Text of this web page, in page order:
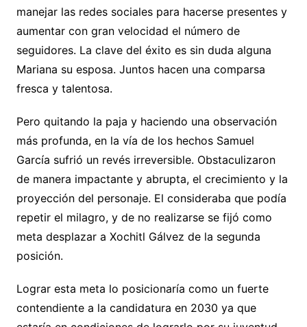
manejar las redes sociales para hacerse presentes y
aumentar con gran velocidad el número de
seguidores. La clave del éxito es sin duda alguna
Mariana su esposa. Juntos hacen una comparsa
fresca y talentosa.
Pero quitando la paja y haciendo una observación
más profunda, en la vía de los hechos Samuel
García sufrió un revés irreversible. Obstaculizaron
de manera impactante y abrupta, el crecimiento y la
proyección del personaje. El consideraba que podía
repetir el milagro, y de no realizarse se fijó como
meta desplazar a Xochitl Gálvez de la segunda
posición.
Lograr esta meta lo posicionaría como un fuerte
contendiente a la candidatura en 2030 ya que